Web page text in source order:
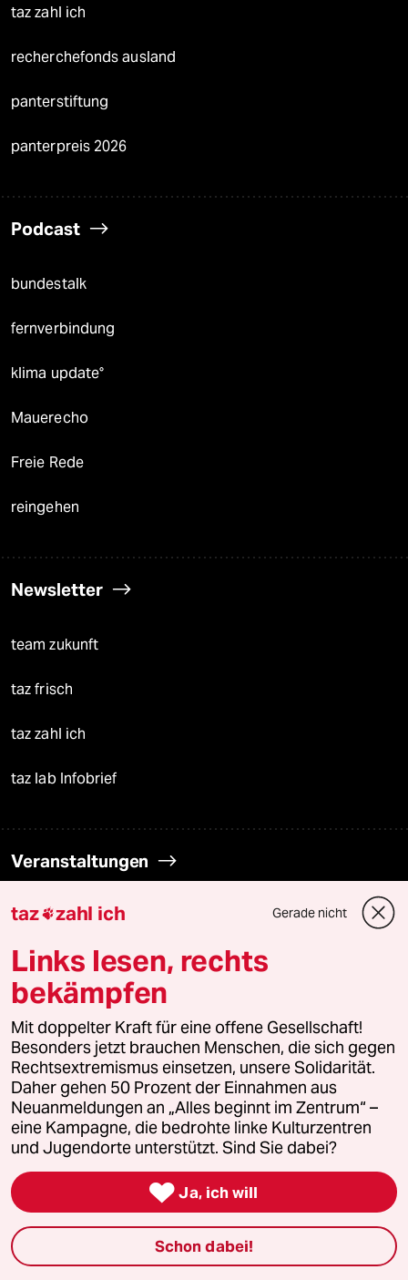
taz zahl ich
recherchefonds ausland
panterstiftung
panterpreis 2026
Podcast
bundestalk
fernverbindung
klima update°
Mauerecho
Freie Rede
reingehen
Newsletter
team zukunft
taz frisch
taz zahl ich
taz lab Infobrief
Veranstaltungen
Demnächst
Vor Ort
Live im Stream
Vergangene
taz lab 2027
Mehr taz Lesestoff
taz Blogs
taz zahl ich Gerade nicht
Links lesen, rechts
bekämpfen
Mit doppelter Kraft für eine offene Gesellschaft!
Besonders jetzt brauchen Menschen, die sich gegen
Rechtsextremismus einsetzen, unsere Solidarität.
Daher gehen 50 Prozent der Einnahmen aus
Neuanmeldungen an „Alles beginnt im Zentrum“ –
eine Kampagne, die bedrohte linke Kulturzentren
und Jugendorte unterstützt. Sind Sie dabei?
 Ja, ich will
Schon dabei!